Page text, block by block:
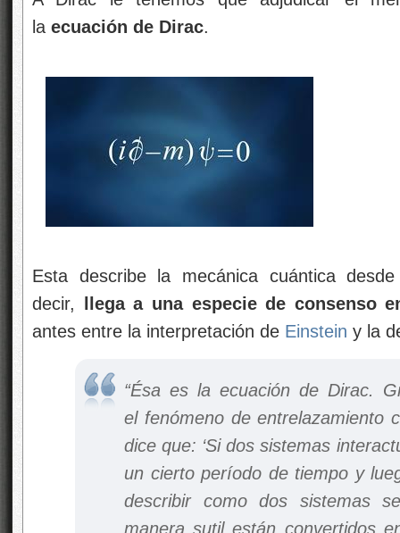
la ecuación de Dirac.
Esta describe la mecánica cuántica
decir,
llega a una especie de consenso
antes entre la interpretación de Einstein y la
“Ésa es la ecuación de Dirac.
el fenómeno de entrelazamiento
dice que: ‘Si dos sistemas
un cierto período de tiempo y
describir como dos sistemas
manera sutil están convertidos